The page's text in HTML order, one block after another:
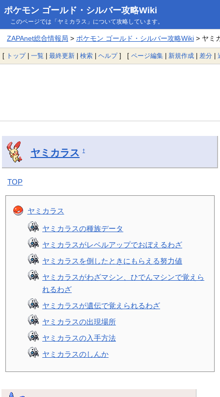
ポケモン ゴールド・シルバー攻略Wiki
このページでは「ヤミカラス」について攻略しています。
ZAPAnet総合情報局 > ポケモン ゴールド・シルバー攻略Wiki> ヤミ
[ トップ| 一覧 | 最終更新 | 検索 | ヘルプ] [ ページ編集 | 新規作成 | 差分 |
ヤミカラス †
TOP
ヤミカラス
ヤミカラスの種族データ
ヤミカラスがレベルアップでおぼえるわざ
ヤミカラスを倒したときにもらえる努力値
ヤミカラスがわざマシン、ひでんマシンで覚えら
れるわざ
ヤミカラスが遺伝で覚えられるわざ
ヤミカラスの出現場所
ヤミカラスの入手方法
ヤミカラスのしんか